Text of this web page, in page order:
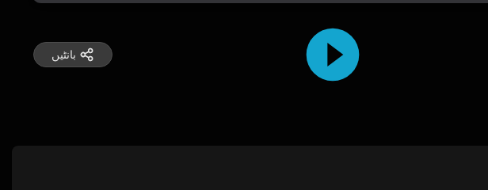
بانٹیں